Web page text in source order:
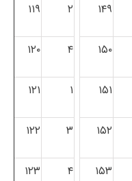
۱۴۹ ۲ ۱۱۹
۱۵۰ ۴ ۱۲۰
۱۵۱ ۱ ۱۲۱
۱۵۲ ۳ ۱۲۲
۱۵۳ ۴ ۱۲۳